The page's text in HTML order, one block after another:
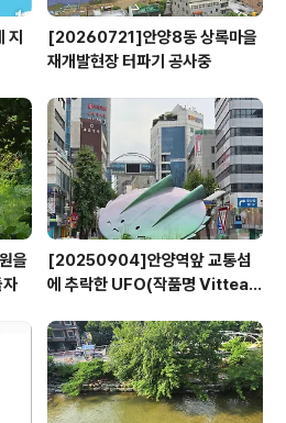
[20260721]안양8동 상록마을
재개발현장 터파기 공사중
을
[20250904]안양역앞 교통섬
에 추락한 UFO(작품명 Vitteau